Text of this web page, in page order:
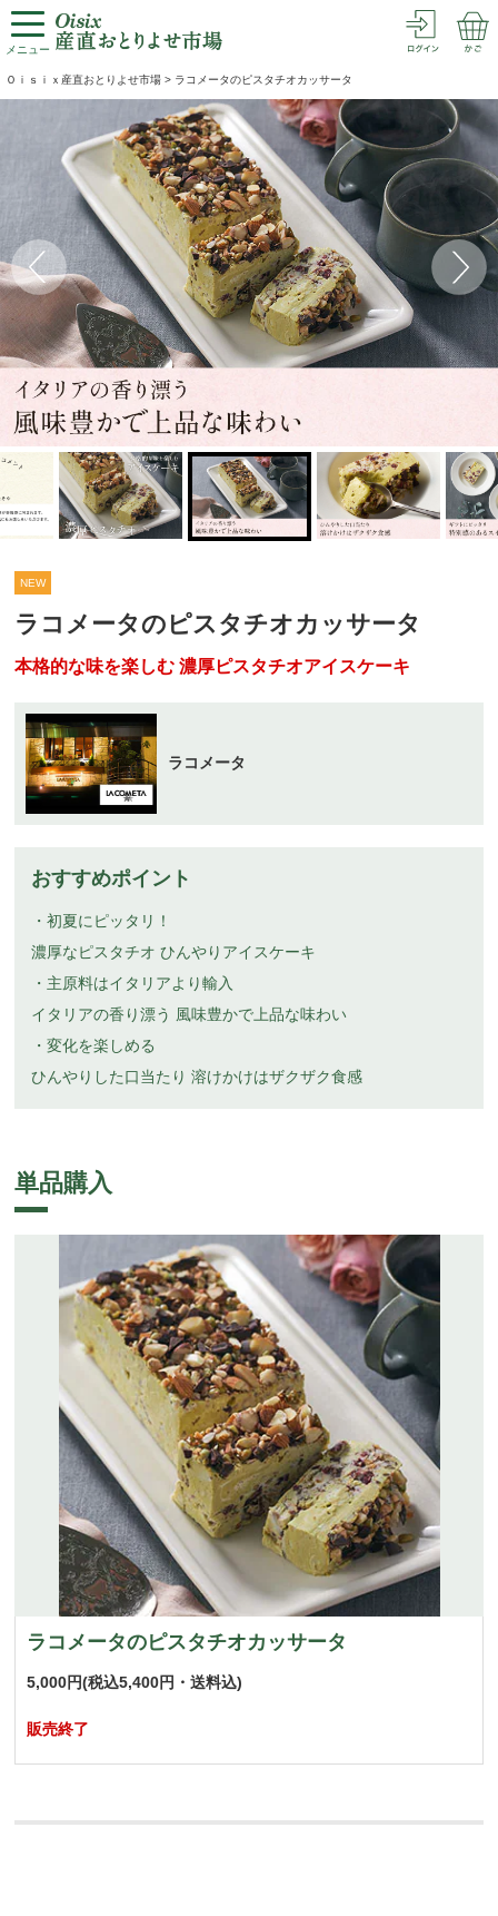
メニュー
Ｏｉｓｉｘ産直おとりよせ市場 > ラコメータのピスタチオカッサータ
NEW
ラコメータのピスタチオカッサータ
本格的な味を楽しむ 濃厚ピスタチオアイスケーキ
ラコメータ
おすすめポイント
・初夏にピッタリ！
濃厚なピスタチオ ひんやりアイスケーキ
・主原料はイタリアより輸入
イタリアの香り漂う 風味豊かで上品な味わい
・変化を楽しめる
ひんやりした口当たり 溶けかけはザクザク食感
単品購入
ラコメータのピスタチオカッサータ
5,000円(税込5,400円・送料込)
販売終了